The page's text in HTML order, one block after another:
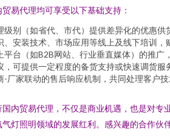
易代理均可享受以下基础支持：
级别（如省代、市代）提供差异化的优惠
、安装技术、市场应用等线上及线下培训，
平台（如B2B网站、行业垂直媒体）的推广
，可提供一定程度的备货支持或快速调货服
-厂家联动的售后响应机制，共同处理客户
内贸易代理，不仅是商业机遇，也是对
灯照明领域的发展红利。感兴趣的合作伙